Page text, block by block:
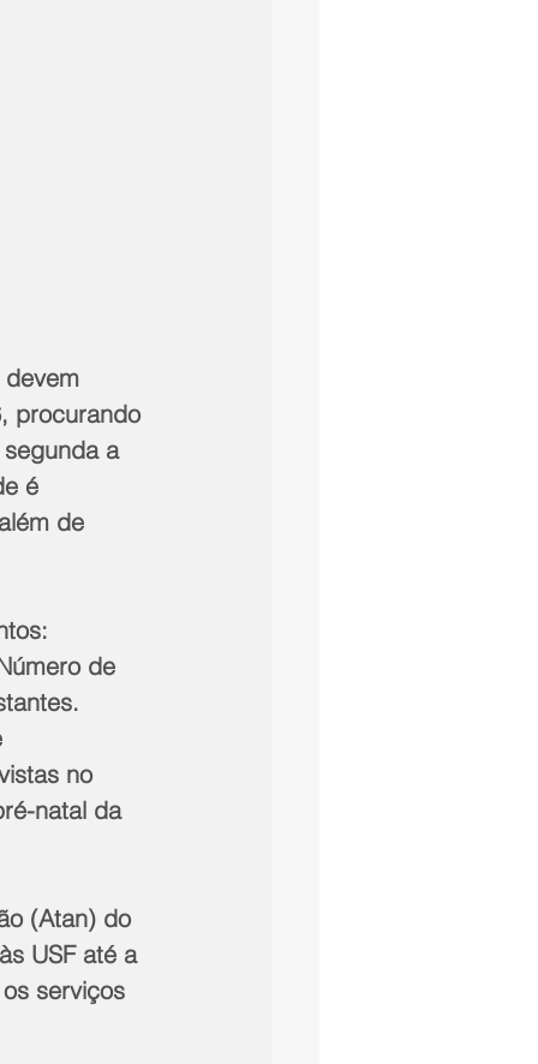
devem
procurando
a
é
de
de
no
natal da
(Atan) do
USF até a
serviços